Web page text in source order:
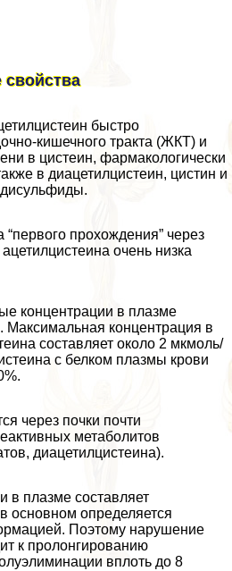
свойства
быстро
кишечного тpaкта (ЖКТ) и
в цистеин, фармакологически
в диацетилцистеин, цистин и
прохождения” через
очень низка
концентрации в плазме
Максимальная концентрация в
составляет около 2 мкмоль/
с белком плазмы крови
через почки почти
метаболитов
диацетилцистеина).
в плазме составляет
основном определяется
Поэтому нарушение
к пролонгированию
вплоть до 8